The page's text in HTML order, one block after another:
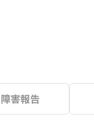
障害報告